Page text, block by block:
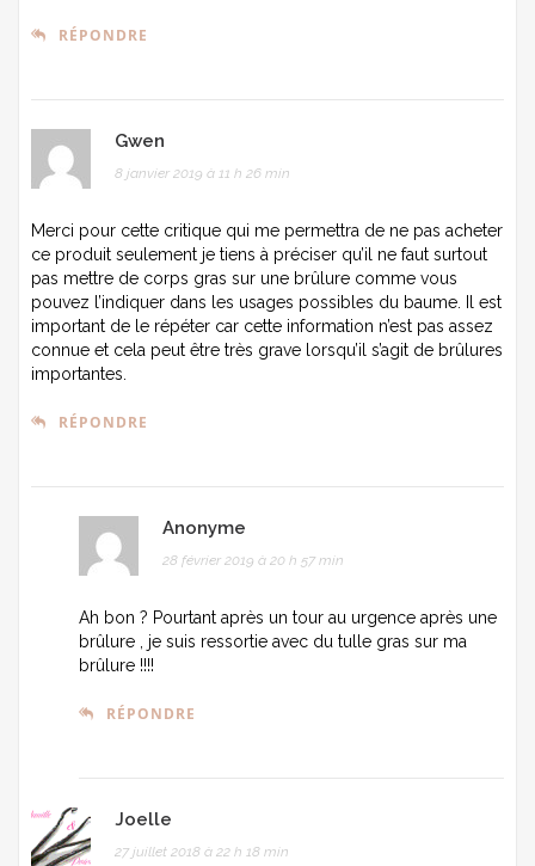
RÉPONDRE
Gwen
8 janvier 2019 à 11 h 26 min
Merci pour cette critique qui me permettra de ne pas acheter
ce produit seulement je tiens à préciser qu’il ne faut surtout
pas mettre de corps gras sur une brûlure comme vous
pouvez l’indiquer dans les usages possibles du baume. Il est
important de le répéter car cette information n’est pas assez
connue et cela peut être très grave lorsqu’il s’agit de brûlures
importantes.
RÉPONDRE
Anonyme
28 février 2019 à 20 h 57 min
Ah bon ? Pourtant après un tour au urgence après une
brûlure , je suis ressortie avec du tulle gras sur ma
brûlure !!!!
RÉPONDRE
Joelle
27 juillet 2018 à 22 h 18 min